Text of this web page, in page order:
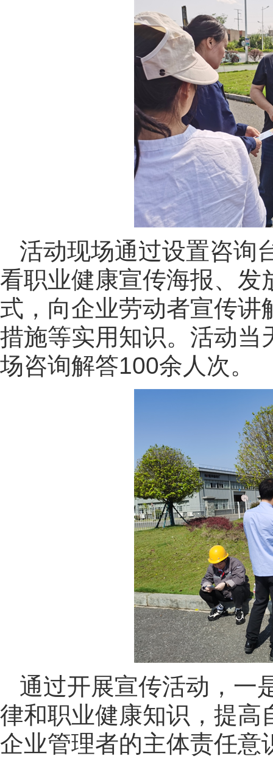
活动现场通过设置咨询
看职业健康宣传海报、发
式，向企业劳动者宣传讲
措施等实用知识。活动当
场咨询解答100余人次。
通过开展宣传活动，一
律和职业健康知识，提高
企业管理者的主体责任意